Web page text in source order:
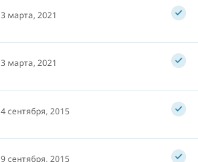
3 марта, 2021
3 марта, 2021
4 сентября, 2015
9 сентября, 2015